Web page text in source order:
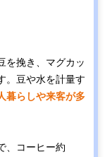
を挽き、マグカッ
。豆や水を計量す
暮らしや来客が多
、コーヒー約